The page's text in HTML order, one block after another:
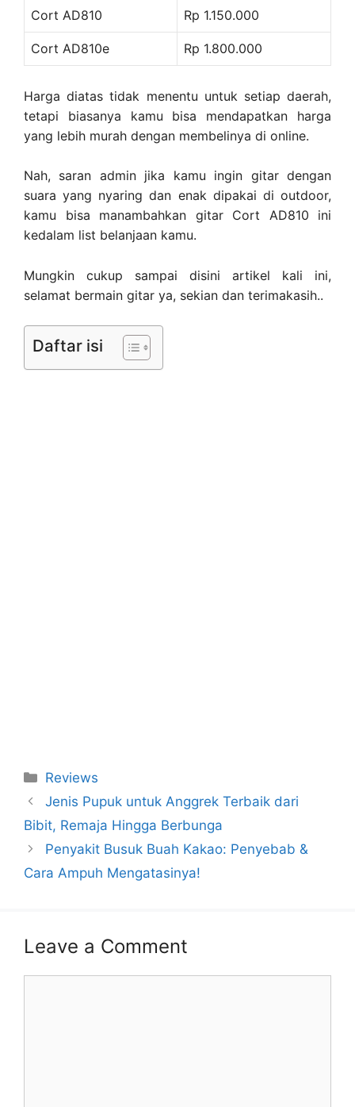
Cort AD810 Rp 1.150.000
Cort AD810e Rp 1.800.000
Harga diatas tidak menentu untuk setiap daerah,
tetapi biasanya kamu bisa mendapatkan harga
yang lebih murah dengan membelinya di online.
Nah, saran admin jika kamu ingin gitar dengan
suara yang nyaring dan enak dipakai di outdoor,
kamu bisa manambahkan gitar Cort AD810 ini
kedalam list belanjaan kamu.
Mungkin cukup sampai disini artikel kali ini,
selamat bermain gitar ya, sekian dan terimakasih..
Daftar isi
Categories
Reviews
Jenis Pupuk untuk Anggrek Terbaik dari
Bibit, Remaja Hingga Berbunga
Penyakit Busuk Buah Kakao: Penyebab &
Cara Ampuh Mengatasinya!
Leave a Comment